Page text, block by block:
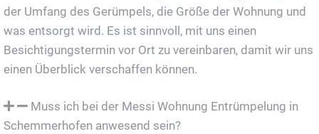
der Umfang des Gerümpels, die Größe der Wohnung und
was entsorgt wird. Es ist sinnvoll, mit uns einen
Besichtigungstermin vor Ort zu vereinbaren, damit wir uns
einen Überblick verschaffen können.
Muss ich bei der Messi Wohnung Entrümpelung in
Schemmerhofen anwesend sein?